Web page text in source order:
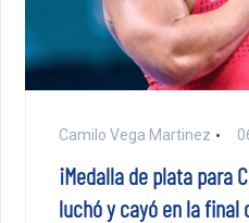
Camilo Vega Martinez
¡Medalla de plata para
luchó y cayó en la final